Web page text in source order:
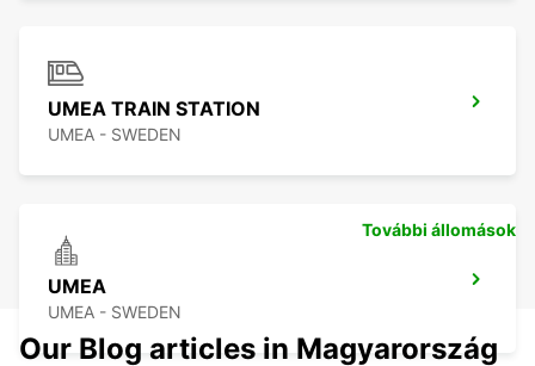
UMEA TRAIN STATION
UMEA - SWEDEN
UMEA
UMEA - SWEDEN
További állomások
Our Blog articles in Magyarország